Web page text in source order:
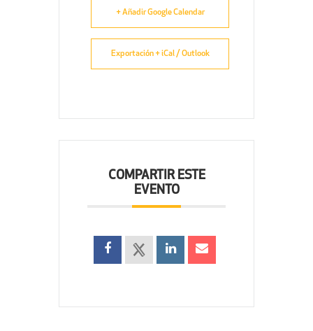
+ Añadir Google Calendar
Exportación + iCal / Outlook
COMPARTIR ESTE
EVENTO